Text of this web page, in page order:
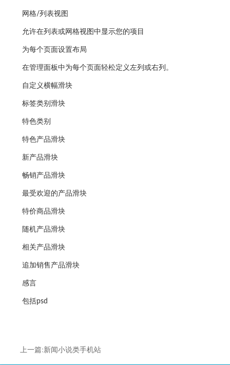
网格/列表视图
允许在列表或网格视图中显示您的项目
为每个页面设置布局
在管理面板中为每个页面轻松定义左列或右列。
自定义横幅滑块
标签类别滑块
特色类别
特色产品滑块
新产品滑块
畅销产品滑块
最受欢迎的产品滑块
特价商品滑块
随机产品滑块
相关产品滑块
追加销售产品滑块
感言
包括psd
上一篇:新闻小说类手机站